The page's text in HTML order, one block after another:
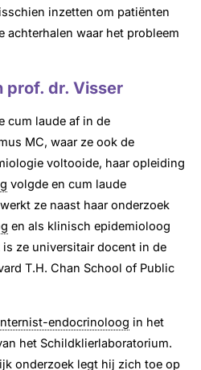
inzetten om patiënten
achterhalen waar het probleem
prof. dr. Visser
cum laude af in de
MC, waar ze ook de
voltooide, haar opleiding
volgde en cum laude
ze naast haar onderzoek
en als klinisch epidemioloog
is ze universitair docent in de
T.H. Chan School of Public
endocrinoloog in het
het Schildklierlaboratorium.
onderzoek legt hij zich toe op